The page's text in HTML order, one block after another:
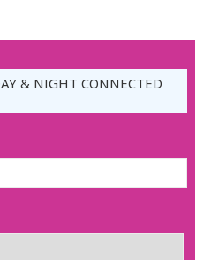
& NIGHT CONNECTED